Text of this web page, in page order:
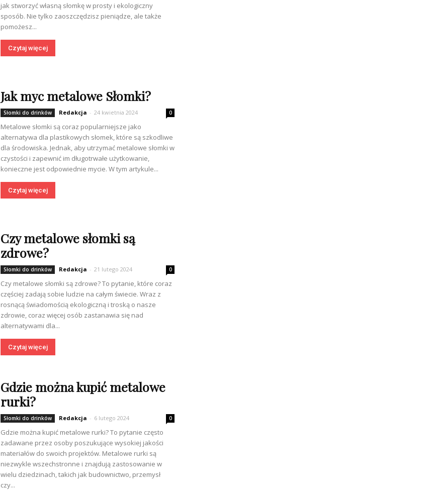
jak stworzyć własną słomkę w prosty i ekologiczny
sposób. Nie tylko zaoszczędzisz pieniądze, ale także
pomożesz...
Czytaj więcej
Jak myc metalowe Słomki?
Słomki do drinków Redakcja - 24 kwietnia 2024 0
Metalowe słomki są coraz popularniejsze jako
alternatywa dla plastikowych słomek, które są szkodliwe
dla środowiska. Jednak, aby utrzymać metalowe słomki w
czystości i zapewnić im długotrwałe użytkowanie,
konieczne jest odpowiednie mycie. W tym artykule...
Czytaj więcej
Czy metalowe słomki są
zdrowe?
Słomki do drinków Redakcja - 21 lutego 2024 0
Czy metalowe słomki są zdrowe? To pytanie, które coraz
częściej zadają sobie ludzie na całym świecie. Wraz z
rosnącą świadomością ekologiczną i troską o nasze
zdrowie, coraz więcej osób zastanawia się nad
alternatywami dla...
Czytaj więcej
Gdzie można kupić metalowe
rurki?
Słomki do drinków Redakcja - 6 lutego 2024 0
Gdzie można kupić metalowe rurki? To pytanie często
zadawane przez osoby poszukujące wysokiej jakości
materiałów do swoich projektów. Metalowe rurki są
niezwykle wszechstronne i znajdują zastosowanie w
wielu dziedzinach, takich jak budownictwo, przemysł
czy...